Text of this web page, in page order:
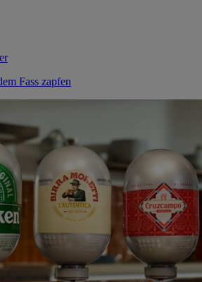
Fass zapfen